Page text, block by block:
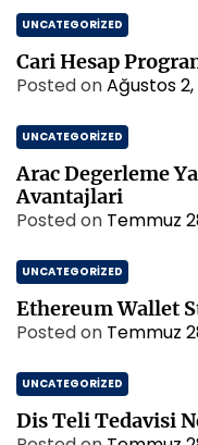
UNCATEGORIZED
Cari Hesap
Posted onAğustos
UNCATEGORIZED
Arac Degerleme
Avantajlari
Posted on Temmuz
UNCATEGORIZED
Ethereum Wallet
Posted on Temmuz
UNCATEGORIZED
Dis Teli Tedavisi